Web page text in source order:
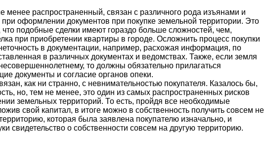
менее распространенный, связан с различного рода изъянами и
оформлении документов при покупке земельной территории. Это
что подобные сделки имеют гораздо больше сложностей, чем,
при приобретении квартиры в городе. Осложнить процесс покупки
в документации, например, расхожая информация, по
в различных документах и ведомствах. Также, если земля
то должны обязательно прилагаться
документы и согласие органов опеки.
как ни странно, с невнимательностью покупателя. Казалось бы,
но, тем не менее, это один из самых распространенных рисков
земельных территорий. То есть, пройдя все необходимые
свой капитал, в итоге можно в собственность получить совсем не
которая была заявлена покупателю изначально, и
свидетельство о собственности совсем на другую территорию.